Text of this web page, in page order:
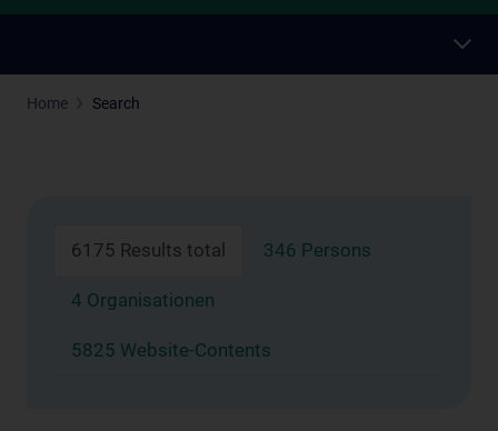
Home Search
6175 Results total 346 Persons
4 Organisationen
5825 Website-Contents